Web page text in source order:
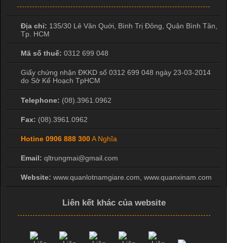
Địa chỉ: 135/30 Lê Văn Quới, Bình Trị Đông Quận Bình Tân
Tp. HCM
Mã số thuế: 0312 699 048
Giấy chứng nhận ĐKKD số 0312 699 048 ngày 23-03-2014
do Sở Kế Hoạch TpHCM
Telephone: (08).3961.0962
Fax: (08).3961.0962
Hotine 0906 888 300A Nghĩa
Email: qltrungmai@gmail.com
Website: www.quanlotnamgiare.com, www.quanxinam.com
Liên kết khác của website